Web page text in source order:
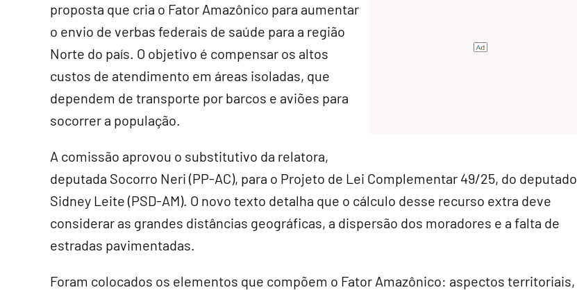
proposta que cria o Fator Amazônico para aumentar
o envio de verbas federais de saúde para a região
Norte do país. O objetivo é compensar os altos
custos de atendimento em áreas isoladas, que
dependem de transporte por barcos e aviões para
socorrer a população.
A comissão aprovou o substitutivo da relatora,
deputada Socorro Neri (PP-AC), para o Projeto de Lei Complementar 49/25, do deputado
Sidney Leite (PSD-AM). O novo texto detalha que o cálculo desse recurso extra deve
considerar as grandes distâncias geográficas, a dispersão dos moradores e a falta de
estradas pavimentadas.
Foram colocados os elementos que compõem o Fator Amazônico: aspectos territoriais,